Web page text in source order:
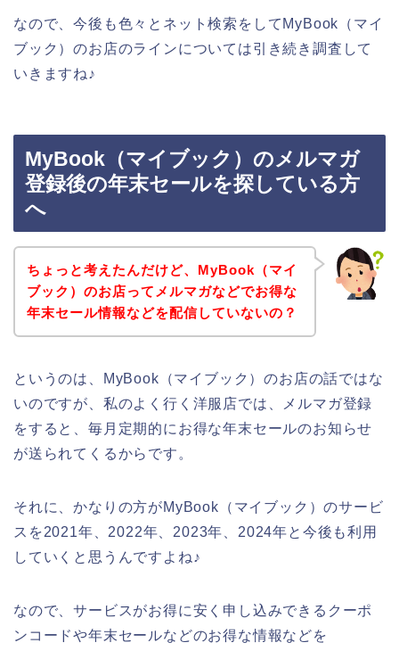
なので、今後も色々とネット検索をしてMyBook（マイ
ブック）のお店のラインについては引き続き調査して
いきますね♪
MyBook（マイブック）のメルマガ
登録後の年末セールを探している方
へ
ちょっと考えたんだけど、MyBook（マイ
ブック）のお店ってメルマガなどでお得な
年末セール情報などを配信していないの？
というのは、MyBook（マイブック）のお店の話ではな
いのですが、私のよく行く洋服店では、メルマガ登録
をすると、毎月定期的にお得な年末セールのお知らせ
が送られてくるからです。
それに、かなりの方がMyBook（マイブック）のサービ
スを2021年、2022年、2023年、2024年と今後も利用
していくと思うんですよね♪
なので、サービスがお得に安く申し込みできるクーポ
ンコードや年末セールなどのお得な情報などを